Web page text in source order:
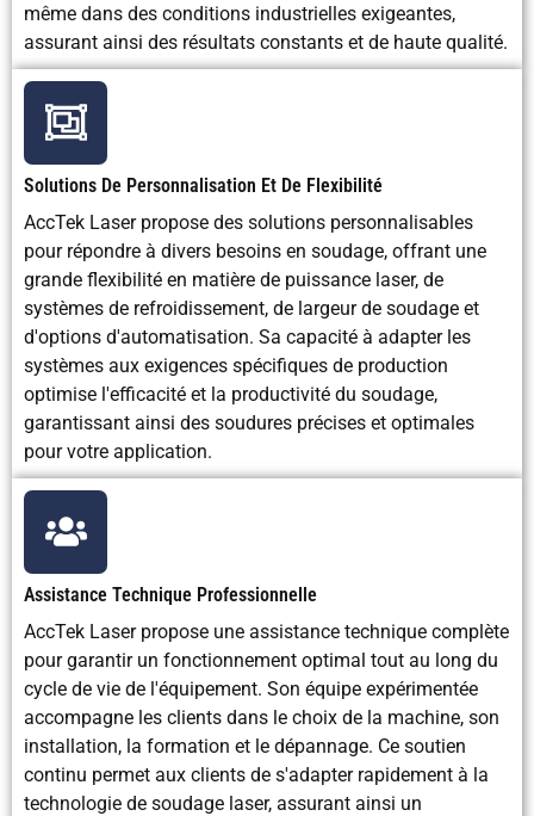
même dans des conditions industrielles exigeantes,
assurant ainsi des résultats constants et de haute qualité.
Solutions De Personnalisation Et De Flexibilité
AccTek Laser propose des solutions personnalisables
pour répondre à divers besoins en soudage, offrant une
grande flexibilité en matière de puissance laser, de
systèmes de refroidissement, de largeur de soudage et
d'options d'automatisation. Sa capacité à adapter les
systèmes aux exigences spécifiques de production
optimise l'efficacité et la productivité du soudage,
garantissant ainsi des soudures précises et optimales
pour votre application.
Assistance Technique Professionnelle
AccTek Laser propose une assistance technique complète
pour garantir un fonctionnement optimal tout au long du
cycle de vie de l'équipement. Son équipe expérimentée
accompagne les clients dans le choix de la machine, son
installation, la formation et le dépannage. Ce soutien
continu permet aux clients de s'adapter rapidement à la
technologie de soudage laser, assurant ainsi un